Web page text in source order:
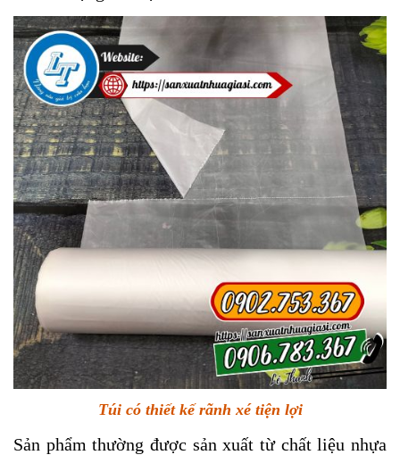
Túi có thiết kế rãnh xé tiện lợi
Sản phẩm thường được sản xuất từ chất liệu nhựa